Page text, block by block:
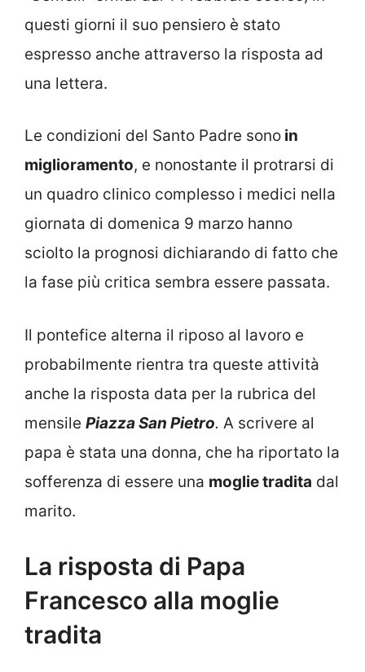
questi giorni il suo pensiero è stato
espresso anche attraverso la risposta ad
una lettera.
Le condizioni del Santo Padre sono in
miglioramento, e nonostante il protrarsi di
un quadro clinico complesso i medici nella
giornata di domenica 9 marzo hanno
sciolto la prognosi dichiarando di fatto che
la fase più critica sembra essere passata.
Il pontefice alterna il riposo al lavoro e
probabilmente rientra tra queste attività
anche la risposta data per la rubrica del
mensile Piazza San Pietro. A scrivere al
papa è stata una donna, che ha riportato la
sofferenza di essere una moglie tradita dal
marito.
La risposta di Papa
Francesco alla moglie
tradita